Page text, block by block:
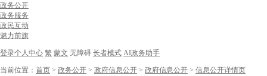
政务公开
政务服务
政民互动
魅力前旗
登录个人中心 繁 蒙文 无障碍 长者模式 AI政务助手
当前位置： 首页 > 政务公开 > 政府信息公开 > 政府信息公开 > 信息公开详情页